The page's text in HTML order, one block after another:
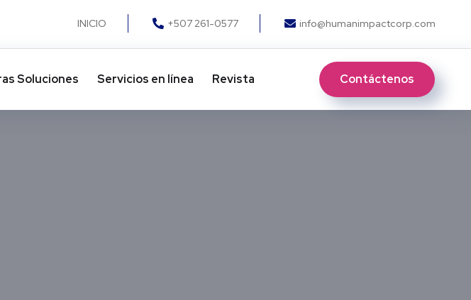
INICIO +507 261-0577 info@humanimpactcorp.com
Soluciones​ Servicios en línea Revista Contáctenos